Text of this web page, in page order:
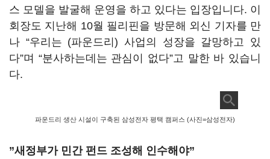
스 모델을 발굴해 운영을 하고 있다는 입장입니다. 이
회장도 지난해 10월 필리핀을 방문해 외신 기자를 만
나 “우리는 (파운드리) 사업의 성장을 갈망하고 있
다”며 “분사하는데는 관심이 없다”고 말한 바 있습니
다.
파운드리 생산 시설이 구축된 삼성전자 평택 캠퍼스 (사진=삼성전자)
”새정부가 민간 펀드 조성해 인수해야”